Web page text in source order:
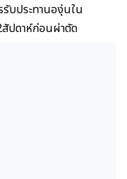
รับประทานองุ่นใน
ปดาห์ก่อนผ่าตัด